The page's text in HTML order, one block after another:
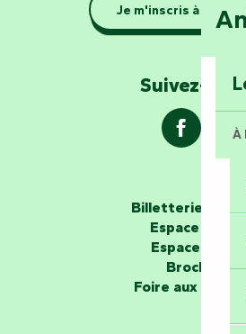
À
Je m'inscris à la
Suivez-
Billetterie en
Espace groupe
Espace
Brochures
Foire aux